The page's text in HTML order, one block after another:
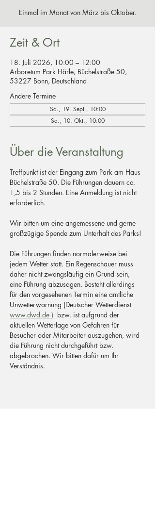
Einmal im Monat von März bis Oktober.
Zeit & Ort
18. Juli 2026, 10:00 – 12:00
Arboretum Park Härle, Büchelstraße 50,
53227 Bonn, Deutschland
Andere Termine
Sa., 19. Sept., 10:00
Sa., 10. Okt., 10:00
Über die Veranstaltung
Treffpunkt ist der Eingang zum Park am Haus
Büchelstraße 50. Die Führungen dauern ca.
1,5 bis 2 Stunden. Eine Anmeldung ist nicht
erforderlich.
Wir bitten um eine angemessene und gerne
großzügige Spende zum Unterhalt des Parks!
Die Führungen finden normalerweise bei
jedem Wetter statt. Ein Regenschauer muss
daher nicht zwangsläufig ein Grund sein,
eine Führung abzusagen. Besteht allerdings
für den vorgesehenen Termin eine amtliche
Unwetterwarnung (Deutscher Wetterdienst
www.dwd.de )  bzw. ist aufgrund der
aktuellen Wetterlage von Gefahren für
Besucher oder Mitarbeiter auszugehen, wird
die Führung nicht durchgeführt bzw.
abgebrochen. Wir bitten dafür um Ihr
Verständnis.